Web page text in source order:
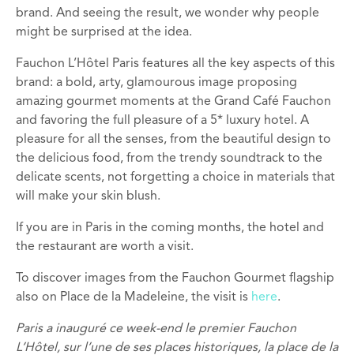
brand. And seeing the result, we wonder why people
might be surprised at the idea.
Fauchon L’Hôtel Paris features all the key aspects of this
brand: a bold, arty, glamourous image proposing
amazing gourmet moments at the Grand Café Fauchon
and favoring the full pleasure of a 5* luxury hotel. A
pleasure for all the senses, from the beautiful design to
the delicious food, from the trendy soundtrack to the
delicate scents, not forgetting a choice in materials that
will make your skin blush.
If you are in Paris in the coming months, the hotel and
the restaurant are worth a visit.
To discover images from the Fauchon Gourmet flagship
also on Place de la Madeleine, the visit is here.
Paris a inauguré ce week-end le premier Fauchon
L’Hôtel, sur l’une de ses places historiques, la place de la